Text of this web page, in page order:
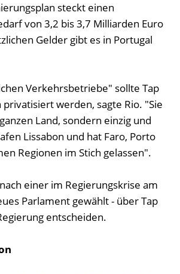
steckt einen
von 3,2 bis 3,7 Milliarden Euro
Gelder gibt es in Portugal
Verkehrsbetriebe" sollte Tap
werden, sagte Rio. "Sie
Land, sondern einzig und
Lissabon und hat Faro, Porto
Regionen im Stich gelassen".
einer im Regierungskrise am
Parlament gewählt - über Tap
entscheiden.